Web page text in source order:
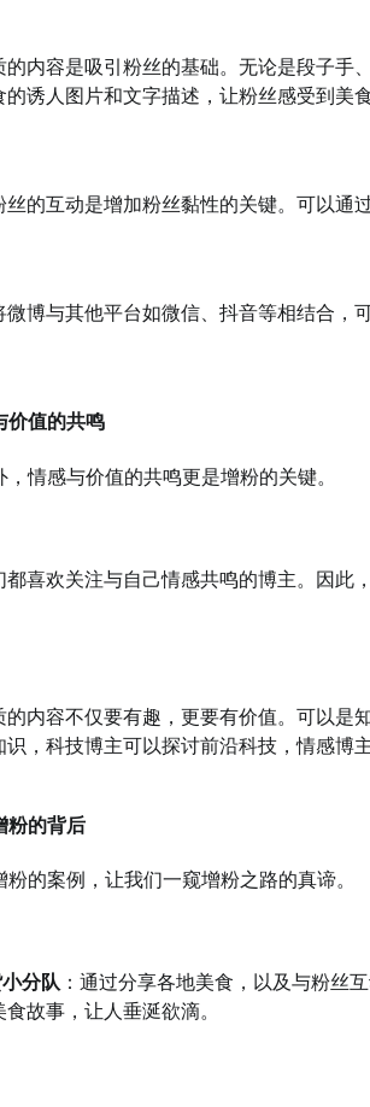
的内容是吸引粉丝的基础。无论是段子
诱人图片和文字描述，让粉丝感受到美食
丝的互动是增加粉丝黏性的关键。可以通
微博与其他平台如微信、抖音等相结合
价值的共鸣
情感与价值的共鸣更是增粉的关键。
都喜欢关注与自己情感共鸣的博主。因
的内容不仅要有趣，更要有价值。可以
，科技博主可以探讨前沿科技，情感博
粉的背后
的案例，让我们一窥增粉之路的真谛。
分队 ：通过分享各地美食，以及与粉丝
故事，让人垂涎欲滴。